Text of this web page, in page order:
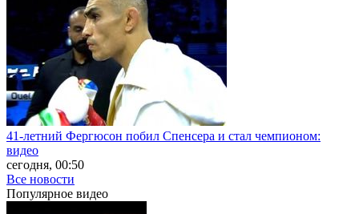
41-летний Фергюсон побил Спенсера и стал чемпионом:
видео
сегодня, 00:50
Все новости
Популярное видео